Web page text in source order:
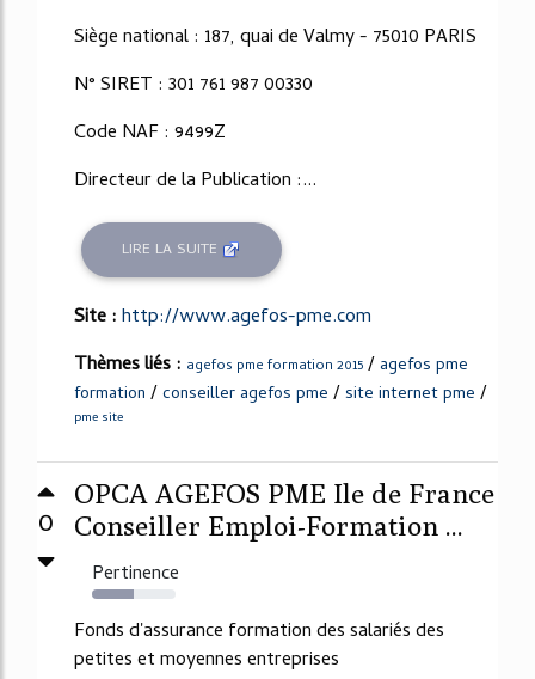
Siège national : 187, quai de Valmy - 75010 PARIS
N° SIRET : 301 761 987 00330
Code NAF : 9499Z
Directeur de la Publication :...
LIRE LA SUITE
Site :http://www.agefos-pme.com
Thèmes liés : agefos pme formation 2015 /agefos pme
formation /conseiller agefos pme /site internet pme /
pme site
0
OPCA AGEFOS PME Ile de France
Conseiller Emploi-Formation ...
Pertinence
50%
Fonds d'assurance formation des salariés des
petites et moyennes entreprises